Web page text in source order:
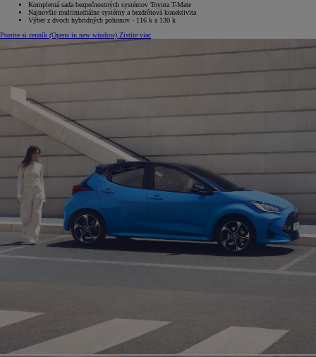
Kompletná sada bezpečnostných systémov Toyota T-Mate
Najnovšie multimediálne systémy a bezdrôtová konektivita
Výber z dvoch hybridných pohonov - 116 k a 130 k
Pozrite si cenník (Opens in new window) Zistite viac